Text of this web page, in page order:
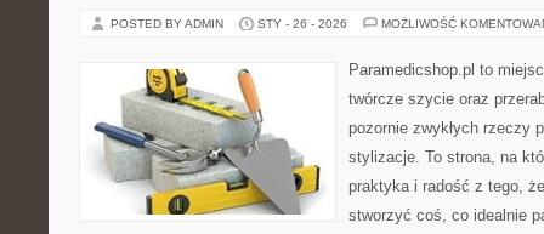
POSTED BY ADMIN STY - 26 - 2026 MOŻLIWOŚĆ
Paramedicshop.pl to
twórcze szycie oraz
pozornie zwykłych rzeczy
stylizacje. To strona, na
praktyka i radość z tego,
stworzyć coś, co idealnie